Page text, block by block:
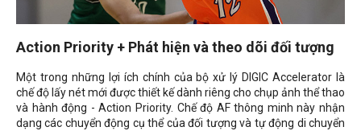
Action Priority + Phát hiện và theo dõi đối tượng
Một trong những lợi ích chính của bộ xử lý DIGIC Accelerator là
chế độ lấy nét mới được thiết kế dành riêng cho chụp ảnh thể thao
và hành động - Action Priority. Chế độ AF thông minh này nhận
dạng các chuyển động cụ thể của đối tượng và tự động di chuyển